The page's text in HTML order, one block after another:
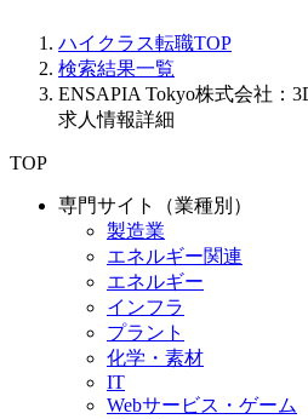
ハイクラス転職TOP
検索結果一覧
ENSAPIA Tokyo株式会社：
求人情報詳細
TOP
専門サイト（業種別）
製造業
エネルギー関連
エネルギー
インフラ
プラント
化学・素材
IT
Webサービス・ゲーム